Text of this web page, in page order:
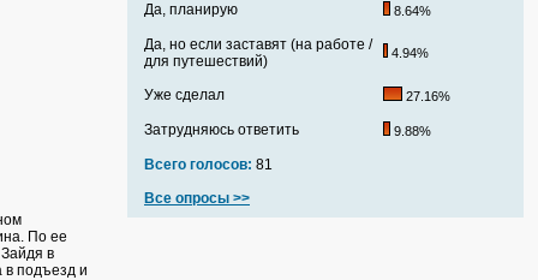
По ее
в
в подъезд и
Да, планирую 8.64%
Да, но если заставят (на работе /
для путешествий)
4.94%
Уже сделал 27.16%
Затрудняюсь ответить 9.88%
Всего голосов: 81
Все опросы >>